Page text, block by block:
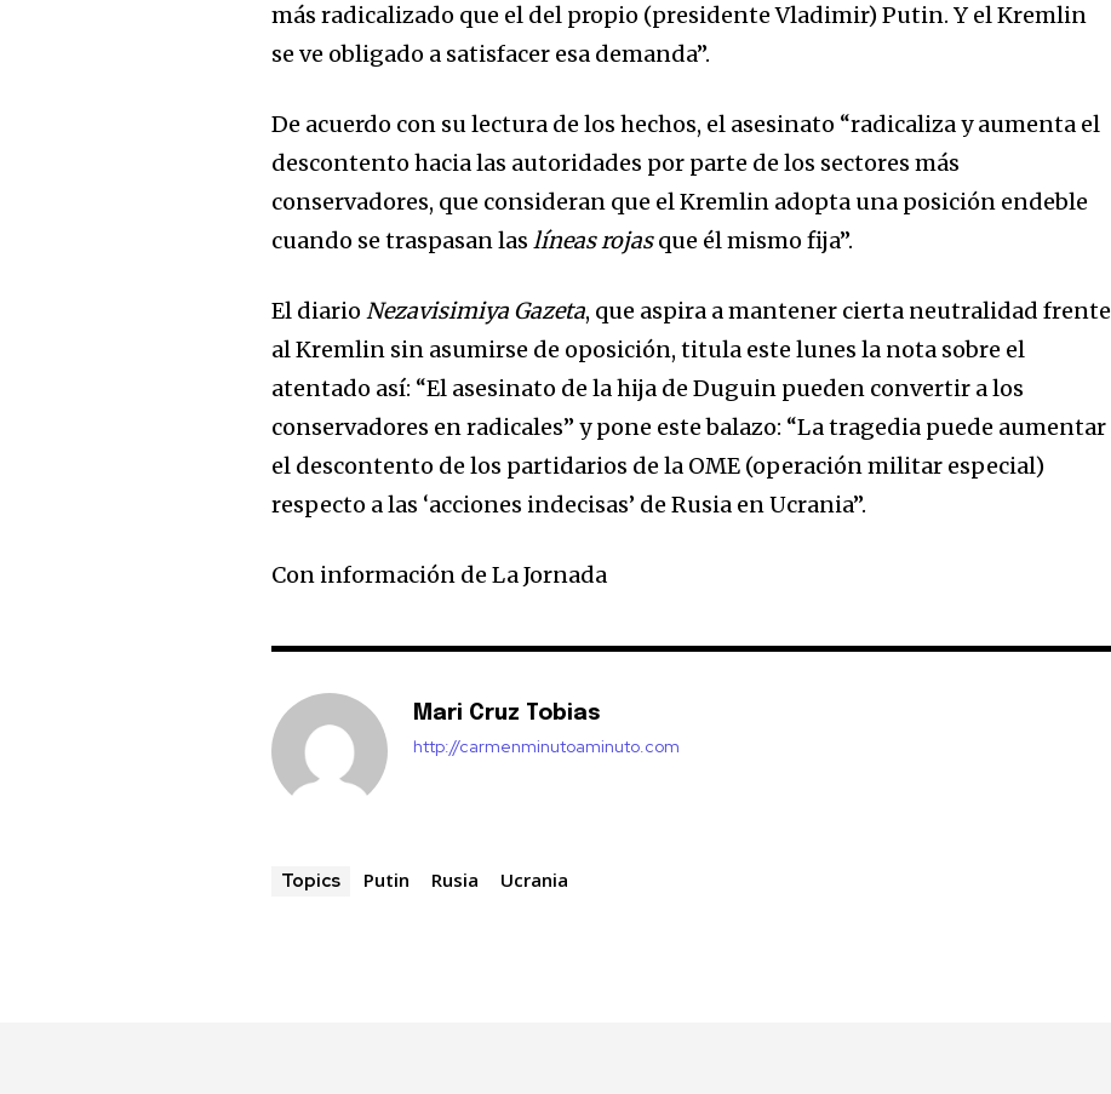
más radicalizado que el del propio (presidente Vladimir) Putin. Y el Kremlin
se ve obligado a satisfacer esa demanda”.
De acuerdo con su lectura de los hechos, el asesinato “radicaliza y aumenta el
descontento hacia las autoridades por parte de los sectores más
conservadores, que consideran que el Kremlin adopta una posición endeble
cuando se traspasan laslíneas rojasque él mismo fija”.
El diarioNezavisimiya Gazeta, que aspira a mantener cierta neutralidad frente
al Kremlin sin asumirse de oposición, titula este lunes la nota sobre el
atentado así: “El asesinato de la hija de Duguin pueden convertir a los
conservadores en radicales” y pone este balazo: “La tragedia puede aumentar
el descontento de los partidarios de la OME (operación militar especial)
respecto a las ‘acciones indecisas’ de Rusia en Ucrania”.
Con información de La Jornada
Mari Cruz Tobias
http://carmenminutoaminuto.com
Topics Putin Rusia Ucrania